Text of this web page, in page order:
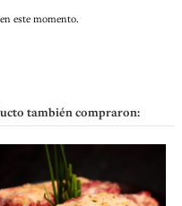
este momento.
también compraron: